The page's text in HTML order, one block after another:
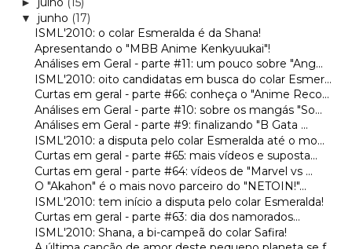
►
▼ junho (17)
ISML'2010: o colar Esmeralda é da Shana!
Apresentando o "MBB Anime Kenkyuukai"!
Análises em Geral - parte #11: um pouco sobre "Ang...
ISML'2010: oito candidatas em busca do colar Esmer...
Curtas em geral - parte #66: conheça o "Anime Reco...
Análises em Geral - parte #10: sobre os mangás "So...
Análises em Geral - parte #9: finalizando "B Gata ...
ISML'2010: a disputa pelo colar Esmeralda até o mo...
Curtas em geral - parte #65: mais vídeos e suposta...
Curtas em geral - parte #64: vídeos de "Marvel vs ...
O "Akahon" é o mais novo parceiro do "NETOIN!"...
ISML'2010: tem início a disputa pelo colar Esmeralda!
Curtas em geral - parte #63: dia dos namorados...
ISML'2010: Shana, a bi-campeã do colar Safira!